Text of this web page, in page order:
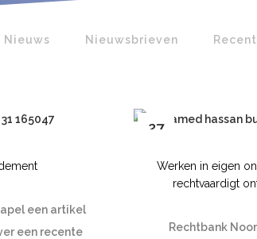
Nieuws Nieuwsbrieven
een artikel
een recente
27
Werken in eigen
rechtvaardigt
Rechtbank